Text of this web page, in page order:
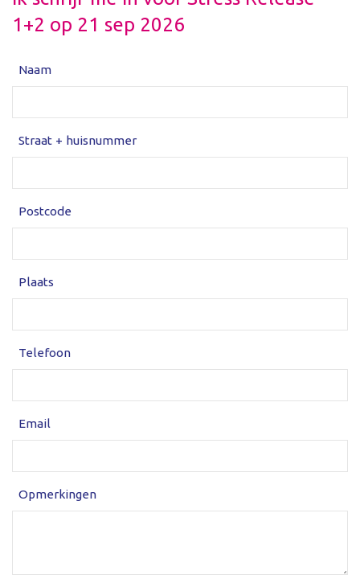
1+2 op 21 sep 2026
Naam
Straat + huisnummer
Postcode
Plaats
Telefoon
Email
Opmerkingen